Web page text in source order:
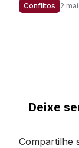
Conflitos 2
Deixe
Compartilhe